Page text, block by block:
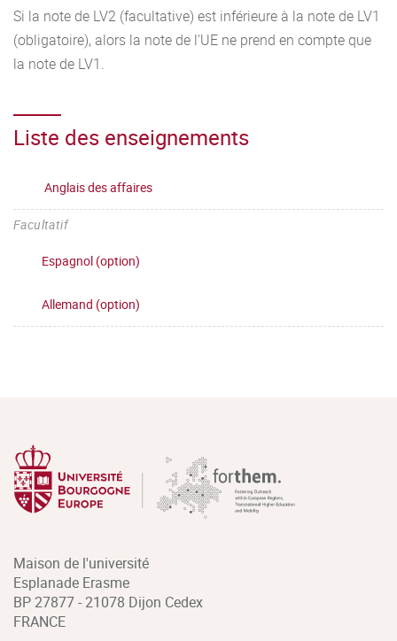
Si la note de LV2 (facultative) est inférieure à la note de LV1
(obligatoire), alors la note de l'UE ne prend en compte que
la note de LV1.
Liste des enseignements
Anglais des affaires
Facultatif
Espagnol (option)
Allemand (option)
Maison de l'université
Esplanade Erasme
BP 27877 - 21078 Dijon Cedex
FRANCE